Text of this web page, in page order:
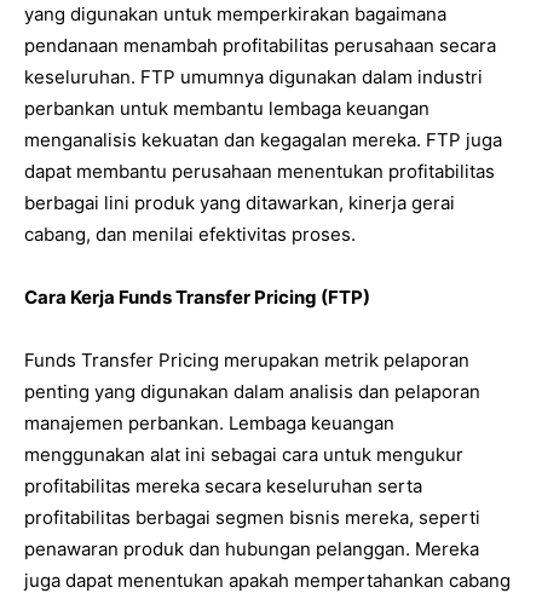
yang digunakan untuk memperkirakan bagaimana
pendanaan menambah profitabilitas perusahaan secara
keseluruhan. FTP umumnya digunakan dalam industri
perbankan untuk membantu lembaga keuangan
menganalisis kekuatan dan kegagalan mereka. FTP juga
dapat membantu perusahaan menentukan profitabilitas
berbagai lini produk yang ditawarkan, kinerja gerai
cabang, dan menilai efektivitas proses.
Cara Kerja Funds Transfer Pricing (FTP)
Funds Transfer Pricing merupakan metrik pelaporan
penting yang digunakan dalam analisis dan pelaporan
manajemen perbankan. Lembaga keuangan
menggunakan alat ini sebagai cara untuk mengukur
profitabilitas mereka secara keseluruhan serta
profitabilitas berbagai segmen bisnis mereka, seperti
penawaran produk dan hubungan pelanggan. Mereka
juga dapat menentukan apakah mempertahankan cabang